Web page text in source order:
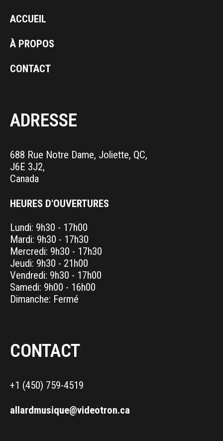
ACCUEIL
À PROPOS
CONTACT
ADRESSE
688 Rue Notre Dame, Joliette, QC,
J6E 3J2,
Canada
HEURES D'OUVERTURES
Lundi: 9h30 - 17h00
Mardi: 9h30 - 17h30
Mercredi: 9h30 - 17h30
Jeudi: 9h30 - 21h00
Vendredi: 9h30 - 17h00
Samedi: 9h00 - 16h00
Dimanche: Fermé
CONTACT
+1 (450) 759-4519
allardmusique@videotron.ca